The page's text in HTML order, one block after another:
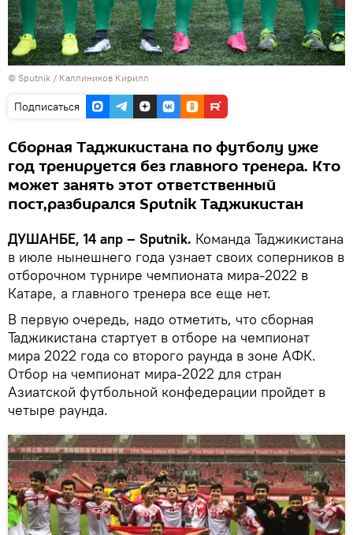
© Sputnik / Каллиников Кирилл
Подписаться
Сборная Таджикистана по футболу уже
год тренируется без главного тренера. Кто
может занять этот ответственный
пост,разбирался Sputnik Таджикистан
ДУШАНБЕ, 14 апр – Sputnik. Команда Таджикистана
в июле нынешнего года узнает своих соперников в
отборочном турнире чемпионата мира-2022 в
Катаре, а главного тренера все еще нет.
В первую очередь, надо отметить, что сборная
Таджикистана стартует в отборе на чемпионат
мира 2022 года со второго раунда в зоне АФК.
Отбор на чемпионат мира-2022 для стран
Азиатской футбольной конфедерации пройдет в
четыре раунда.